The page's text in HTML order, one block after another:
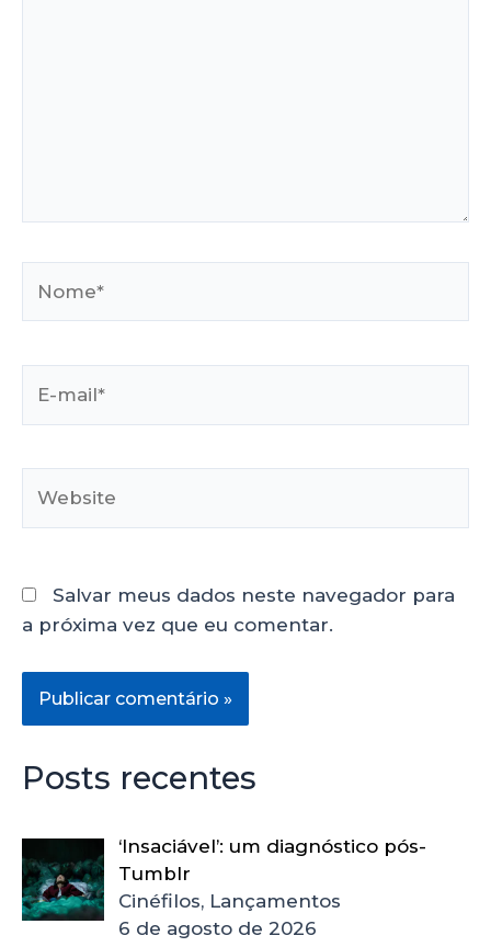
Salvar meus dados neste navegador para
a próxima vez que eu comentar.
Posts recentes
‘Insaciável’: um diagnóstico pós-
Tumblr
Cinéfilos, Lançamentos
6 de agosto de 2026